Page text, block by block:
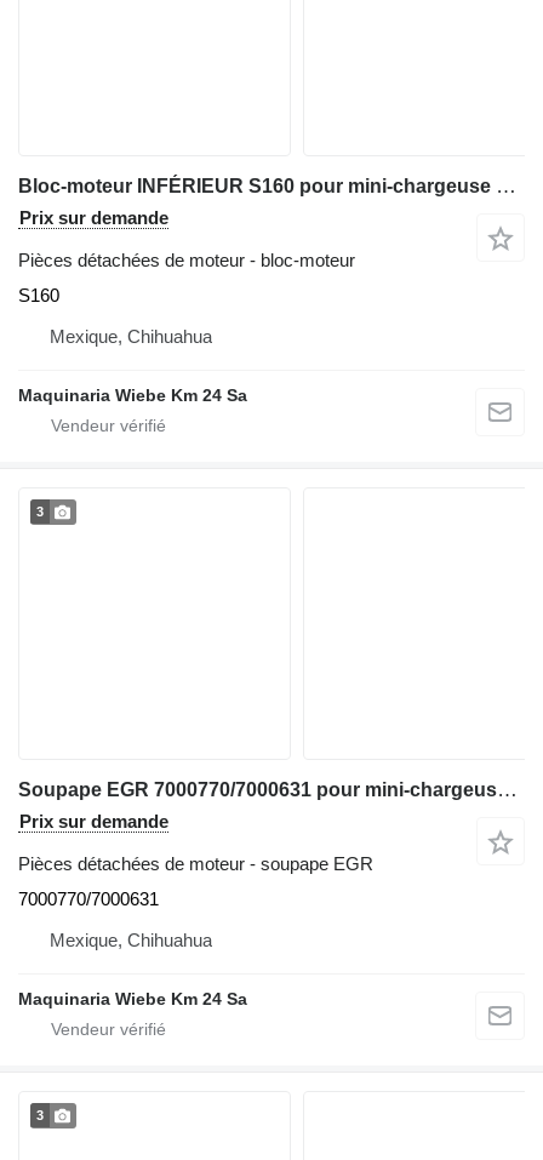
Bloc-moteur INFÉRIEUR S160 pour mini-chargeuse Bobcat S160
Prix sur demande
Pièces détachées de moteur - bloc-moteur
S160
Mexique, Chihuahua
Maquinaria Wiebe Km 24 Sa
3
Soupape EGR 7000770/7000631 pour mini-chargeuse Bobcat S160
Prix sur demande
Pièces détachées de moteur - soupape EGR
7000770/7000631
Mexique, Chihuahua
Maquinaria Wiebe Km 24 Sa
3